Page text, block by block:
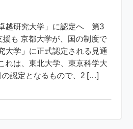
越研究大学」に認定へ 第3
援も 京都大学が、国の制度で
大学」に正式認定される見通
れは、東北大学、東京科学大
認定となるもので、2 […]